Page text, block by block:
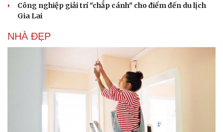
Công nghiệp giải trí "chắp cánh" cho điểm đến du lịch
Gia Lai
NHÀ ĐẸP